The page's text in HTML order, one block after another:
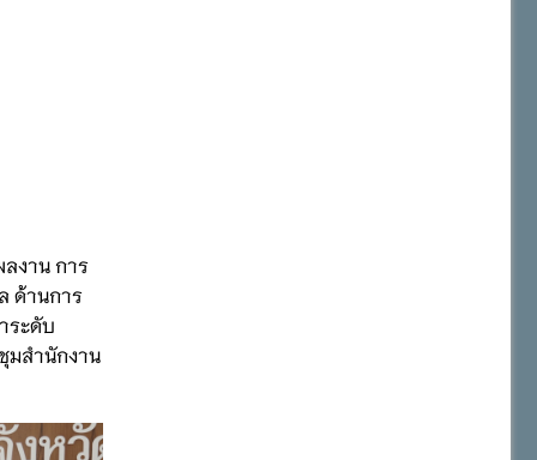
งาน การ
ด้านการ
ระดับ
มสำนักงาน